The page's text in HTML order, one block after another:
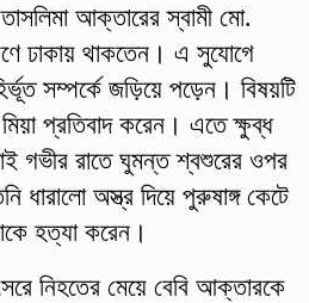
তাসলিমা আক্তারের স্বামী মো.
ঢাকায় থাকতেন। এ সুযোগে
সম্পর্কে জড়িয়ে পড়েন। বিষয়টি
প্রতিবাদ করেন। এতে ক্ষুব্ধ
গভীর রাতে ঘুমন্ত শ্বশুরের ওপর
ধারালো অস্ত্র দিয়ে পুরুষাঙ্গ কেটে
হত্যা করেন।
নিহতের মেয়ে বেবি আক্তারকে